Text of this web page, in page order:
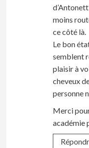
moins
ce côté là.
Le bon
semblent
plaisir à
cheveux
personne
Merci
académie